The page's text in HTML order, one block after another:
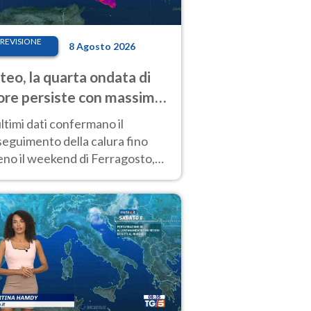
8 Agosto 2026
la quarta ondata di
persiste con massime
molto elevate
dati confermano il
della calura fino
il weekend di Ferragosto,
prossima